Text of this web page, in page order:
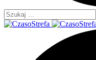
Szukaj: